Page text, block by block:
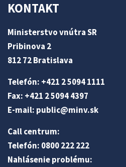
KONTAKT
Ministerstvo vnútra SR
Pribinova 2
812 72 Bratislava
Telefón: +421 2 5094 1111
Fax: +421 2 5094 4397
E-mail: public@minv.sk
Call centrum:
Telefón: 0800 222 222
Nahlásenie problému: